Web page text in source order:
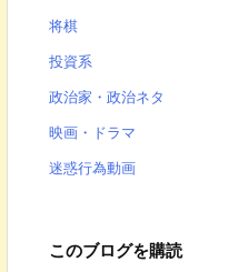
将棋
投資系
政治家・政治ネタ
映画・ドラマ
迷惑行為動画
このブログを購読